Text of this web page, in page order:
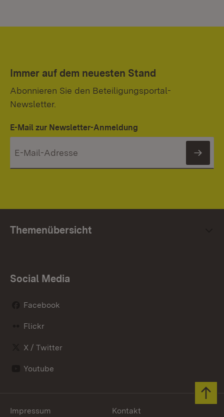
Immer auf dem neuesten Stand
Abonnieren Sie den Beteiligungsportal-
Newsletter.
E-Mail zur Newsletter-Anmeldung
Themenübersicht
Social Media
Facebook
Flickr
X / Twitter
Youtube
Impressum Kontakt